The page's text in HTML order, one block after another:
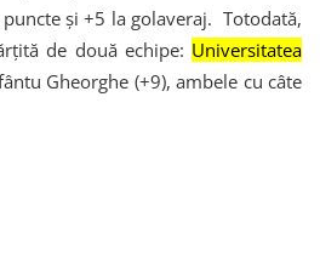
și +5 la golaveraj. Totodată,
de două echipe: Universitatea
Gheorghe (+9), ambele cu câte